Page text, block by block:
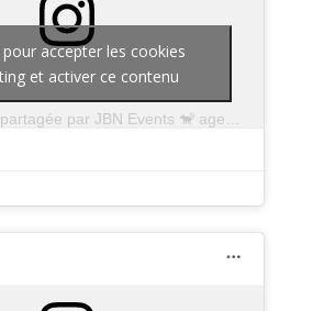
Une publication partagée par JBN Events 🐒 agence événementielle en région AURA (@jbnevents)
pour accepter les cookies
et activer ce contenu